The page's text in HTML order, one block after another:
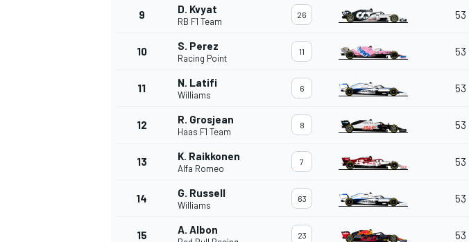
TÜRK SPORCULAR
9 D. Kvyat
RB F1 Team
26 53
10 S. Perez
Racing Point
11 53
11 N. Latifi
Williams
6 53
12 R. Grosjean
Haas F1 Team
8 53
13 K. Raikkonen
Alfa Romeo
7 53
14 G. Russell
Williams
63 53
15 A. Albon 23 53